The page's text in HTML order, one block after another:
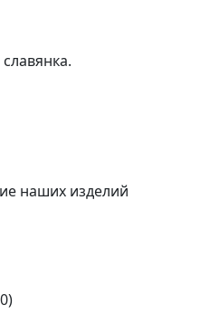
наших изделий